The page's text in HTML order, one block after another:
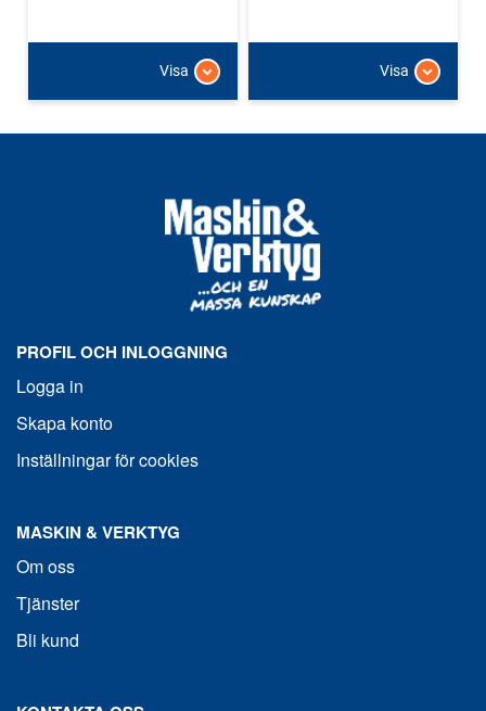
Visa Visa
PROFIL OCH INLOGGNING
Logga in
Skapa konto
Inställningar för cookies
MASKIN & VERKTYG
Om oss
Tjänster
Bli kund